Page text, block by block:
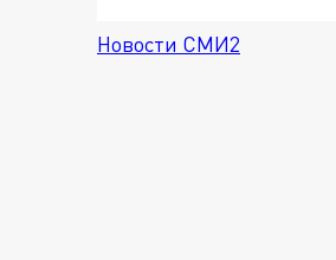
Новости СМИ2